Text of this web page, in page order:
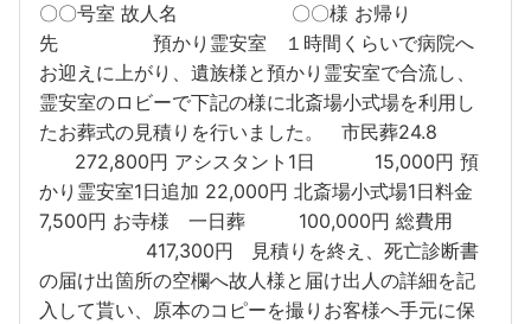
〇〇号室 故人名 〇〇様 お帰り
先 預かり霊安室 １時間くらいで病院へ
お迎えに上がり、遺族様と預かり霊安室で合流し、
霊安室のロビーで下記の様に北斎場小式場を利用し
たお葬式の見積りを行いました。 市民葬24.8
272,800円 アシスタント1日 15,000円 預
かり霊安室1日追加 22,000円 北斎場小式場1日料金
7,500円 お寺様 一日葬 100,000円 総費用
417,300円 見積りを終え、死亡診断書
の届け出箇所の空欄へ故人様と届け出人の詳細を記
入して貰い、原本のコピーを撮りお客様へ手元に保